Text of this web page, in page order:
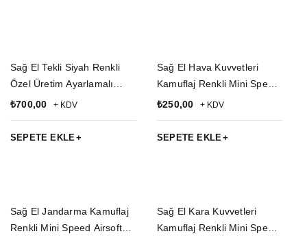
Sağ El Tekli Siyah Renkli
Özel Üretim Ayarlamalı
Emniyetli Lastikli Universal
Kılıfı
₺700,00 + KDV
SEPETE EKLE
Sağ El Hava Kuvvetleri
Kamuflaj Renkli Mini Speed
Airsoft Palaskaya Kemere
Silah Kılıfı
₺250,00 + KDV
SEPETE EKLE
Sağ El Jandarma Kamuflaj
Renkli Mini Speed Airsoft
Sağ El Kara Kuvvetleri
Kamuflaj Renkli Mini Speed